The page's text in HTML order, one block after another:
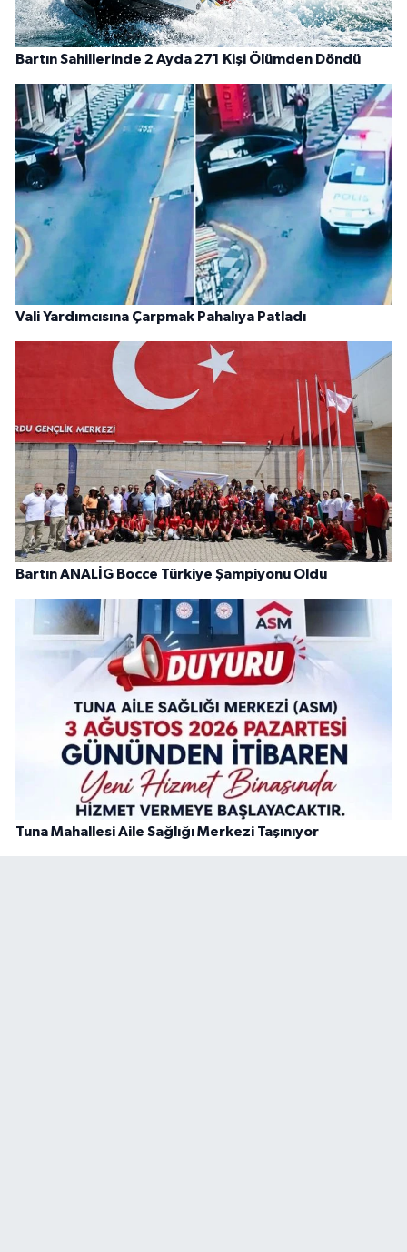
Bartın Sahillerinde 2 Ayda 271 Kişi Ölümden Döndü
Vali Yardımcısına Çarpmak Pahalıya Patladı
Bartın ANALİG Bocce Türkiye Şampiyonu Oldu
Tuna Mahallesi Aile Sağlığı Merkezi Taşınıyor